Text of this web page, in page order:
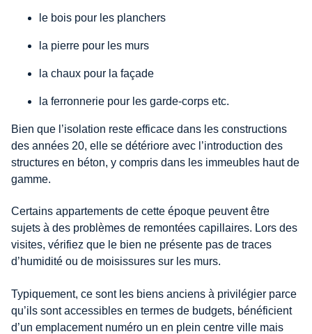
le bois pour les planchers
la pierre pour les murs
la chaux pour la façade
la ferronnerie pour les garde-corps etc.
Bien que l’isolation reste efficace dans les constructions
des années 20, elle se détériore avec l’introduction des
structures en béton, y compris dans les immeubles haut de
gamme.
Certains appartements de cette époque peuvent être
sujets à des problèmes de remontées capillaires. Lors des
visites, vérifiez que le bien ne présente pas de traces
d’humidité ou de moisissures sur les murs.
Typiquement, ce sont les biens anciens à privilégier parce
qu’ils sont accessibles en termes de budgets, bénéficient
d’un emplacement numéro un en plein centre ville mais